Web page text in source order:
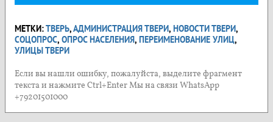
МЕТКИ:ТВЕРЬ,АДМИНИСТРАЦИЯ ТВЕРИ, НОВОСТИ ТВЕРИ,
СОЦОПРОС, ОПРОС НАСЕЛЕНИЯ, ПЕРЕИМЕНОВАНИЕ УЛИЦ,
УЛИЦЫ ТВЕРИ
Если вы нашли ошибку, пожалуйста, выделите фрагмент
текста и нажмите Ctrl+Enter Мы на связи WhatsApp
+79201501000